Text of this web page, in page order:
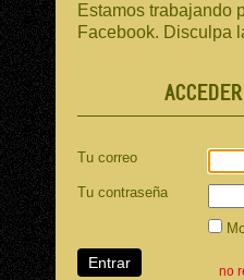
Estamos trabajando
Facebook. Disculpa
Tu correo
Tu contraseña
no